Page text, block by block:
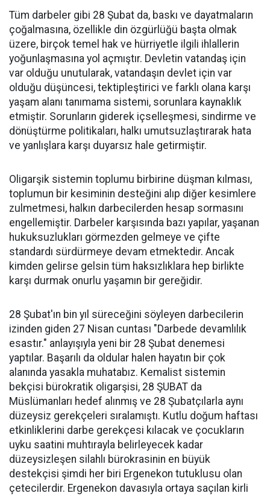
Tüm darbeler gibi 28 Şubat da, baskı ve dayatmaların
çoğalmasına, özellikle din özgürlüğü başta olmak
üzere, birçok temel hak ve hürriyetle ilgili ihlallerin
yoğunlaşmasına yol açmıştır. Devletin vatandaş için
var olduğu unutularak, vatandaşın devlet için var
olduğu düşüncesi, tektipleştirici ve farklı olana karşı
yaşam alanı tanımama sistemi, sorunlara kaynaklık
etmiştir. Sorunların giderek içselleşmesi, sindirme ve
dönüştürme politikaları, halkı umutsuzlaştırarak hata
ve yanlışlara karşı duyarsız hale getirmiştir.
Oligarşik sistemin toplumu birbirine düşman kılması,
toplumun bir kesiminin desteğini alıp diğer kesimlere
zulmetmesi, halkın darbecilerden hesap sormasını
engellemiştir. Darbeler karşısında bazı yapılar, yaşanan
hukuksuzlukları görmezden gelmeye ve çifte
standardı sürdürmeye devam etmektedir. Ancak
kimden gelirse gelsin tüm haksızlıklara hep birlikte
karşı durmak onurlu yaşamın bir gereğidir.
28 Şubat'ın bin yıl süreceğini söyleyen darbecilerin
izinden giden 27 Nisan cuntası "Darbede devamlılık
esastır." anlayışıyla yeni bir 28 Şubat denemesi
yaptılar. Başarılı da oldular halen hayatın bir çok
alanında yasakla muhatabız. Kemalist sistemin
bekçisi bürokratik oligarşisi, 28 ŞUBAT da
Müslümanları hedef alınmış ve 28 Şubatçılarla aynı
düzeysiz gerekçeleri sıralamıştı. Kutlu doğum haftası
etkinliklerini darbe gerekçesi kılacak ve çocukların
uyku saatini muhtırayla belirleyecek kadar
düzeysizleşen silahlı bürokrasinin en büyük
destekçisi şimdi her biri Ergenekon tutuklusu olan
çetecilerdir. Ergenekon davasıyla ortaya saçılan kirli